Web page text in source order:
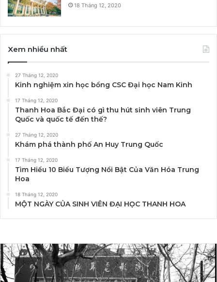
18 Tháng 12, 2020
Xem nhiều nhất
27 Tháng 12, 2020
Kinh nghiệm xin học bổng CSC Đại học Nam Kinh
17 Tháng 12, 2020
Thanh Hoa Bắc Đại có gì thu hút sinh viên Trung
Quốc và quốc tế đến thế?
27 Tháng 12, 2020
Khám phá thành phố An Huy Trung Quốc
17 Tháng 12, 2020
Tìm Hiểu 10 Biểu Tượng Nổi Bật Của Văn Hóa Trung
Hoa
18 Tháng 12, 2020
MỘT NGÀY CỦA SINH VIÊN ĐẠI HỌC THANH HOA